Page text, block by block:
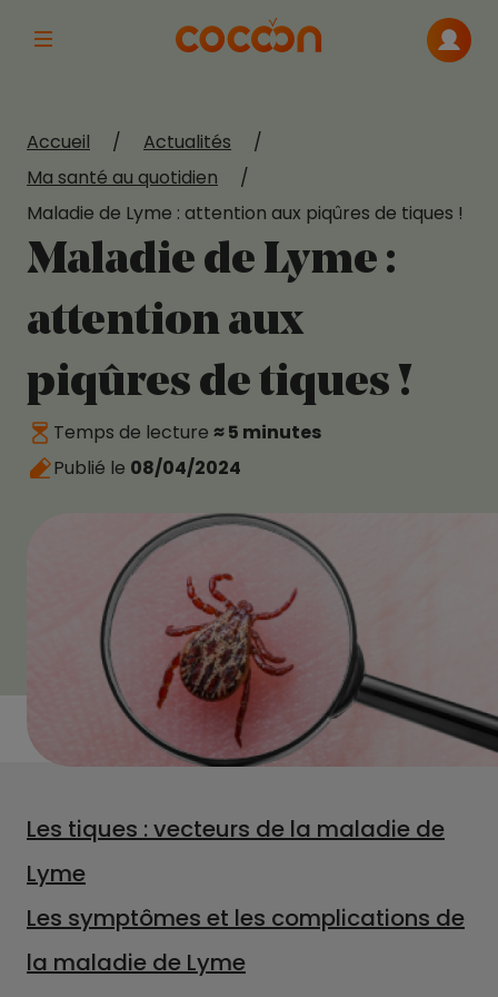
Afficher la navigation principale
Me
Accueil / Actualités
/
Ma santé au quotidien
/
Maladie de Lyme : attention aux piqûres de tiques !
Maladie de Lyme :
attention aux
piqûres de tiques !
Temps de lecture ≈ 5 minutes
Publié le 08/04/2024
Les tiques : vecteurs de la maladie de
Lyme
Les symptômes et les complications de
la maladie de Lyme